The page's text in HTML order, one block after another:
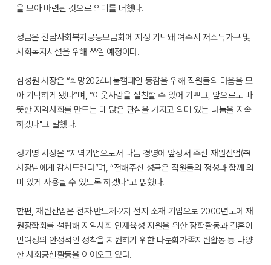
을 모아 마련된 것으로 의미를 더했다.
성금은 전남사회복지공동모금회에 지정 기탁돼 여수시 저소득가구 및
사회복지시설을 위해 쓰일 예정이다.
심성원 사장은 “희망2024나눔캠페인 동참을 위해 직원들의 마음을 모
아 기탁하게 됐다”며, “이웃사랑을 실천할 수 있어 기쁘고, 앞으로도 따
뜻한 지역사회를 만드는 데 많은 관심을 가지고 의미 있는 나눔을 지속
하겠다"고 말했다.
정기명 시장은 “지역기업으로서 나눔 경영에 앞장서 주신 재원산업㈜
사장님에게 감사드린다”며, “전해주신 성금은 직원들의 정성과 함께 의
미 있게 사용될 수 있도록 하겠다”고 밝혔다.
한편, 재원산업은 전자·반도체·2차 전지 소재 기업으로 2000년도에 재
원장학회를 설립해 지역사회 인재육성 지원을 위한 장학활동과 결혼이
민여성의 안정적인 정착을 지원하기 위한 다문화가족지원활동 등 다양
한 사회공헌활동을 이어오고 있다.